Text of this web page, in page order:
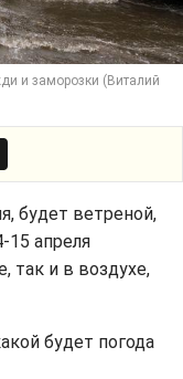
и заморозки (Виталий
будет ветреной,
апреля
так и в воздухе,
будет погода